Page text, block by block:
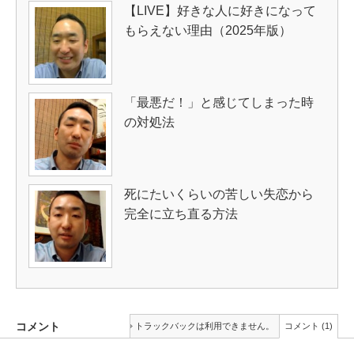
【LIVE】好きな人に好きになって
もらえない理由（2025年版）
「最悪だ！」と感じてしまった時
の対処法
死にたいくらいの苦しい失恋から
完全に立ち直る方法
コメント トラックバックは利用できません。 コメント (1)